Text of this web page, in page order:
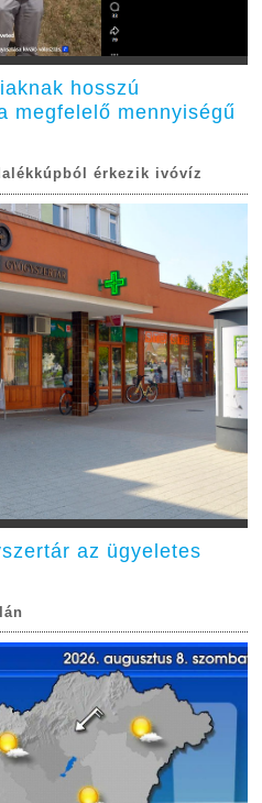
hosszú
megfelelő mennyiségű
érkezik ivóvíz
az ügyeletes